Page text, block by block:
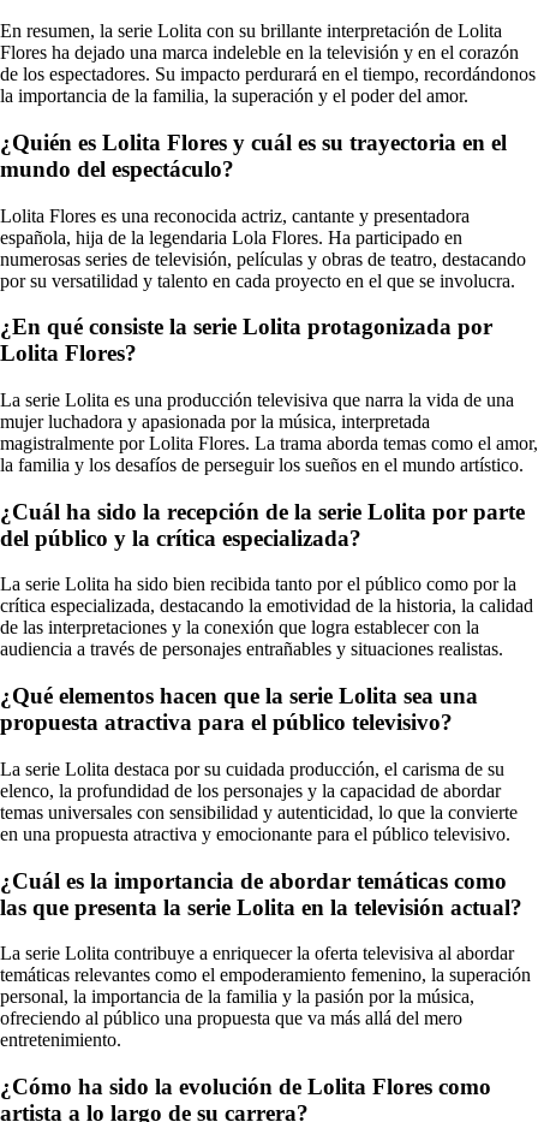
En resumen, la serie Lolita con su brillante interpretación de Lolita
Flores ha dejado una marca indeleble en la televisión y en el corazón
de los espectadores. Su impacto perdurará en el tiempo, recordándonos
la importancia de la familia, la superación y el poder del amor.
¿Quién es Lolita Flores y cuál es su trayectoria en el
mundo del espectáculo?
Lolita Flores es una reconocida actriz, cantante y presentadora
española, hija de la legendaria Lola Flores. Ha participado en
numerosas series de televisión, películas y obras de teatro, destacando
por su versatilidad y talento en cada proyecto en el que se involucra.
¿En qué consiste la serie Lolita protagonizada por
Lolita Flores?
La serie Lolita es una producción televisiva que narra la vida de una
mujer luchadora y apasionada por la música, interpretada
magistralmente por Lolita Flores. La trama aborda temas como el amor,
la familia y los desafíos de perseguir los sueños en el mundo artístico.
¿Cuál ha sido la recepción de la serie Lolita por parte
del público y la crítica especializada?
La serie Lolita ha sido bien recibida tanto por el público como por la
crítica especializada, destacando la emotividad de la historia, la calidad
de las interpretaciones y la conexión que logra establecer con la
audiencia a través de personajes entrañables y situaciones realistas.
¿Qué elementos hacen que la serie Lolita sea una
propuesta atractiva para el público televisivo?
La serie Lolita destaca por su cuidada producción, el carisma de su
elenco, la profundidad de los personajes y la capacidad de abordar
temas universales con sensibilidad y autenticidad, lo que la convierte
en una propuesta atractiva y emocionante para el público televisivo.
¿Cuál es la importancia de abordar temáticas como
las que presenta la serie Lolita en la televisión actual?
La serie Lolita contribuye a enriquecer la oferta televisiva al abordar
temáticas relevantes como el empoderamiento femenino, la superación
personal, la importancia de la familia y la pasión por la música,
ofreciendo al público una propuesta que va más allá del mero
entretenimiento.
¿Cómo ha sido la evolución de Lolita Flores como
artista a lo largo de su carrera?